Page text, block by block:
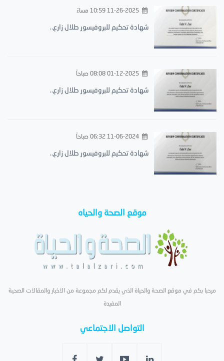
11-26-2025 10:59 مساءً
شهادة تحكيم للبروفيسور طلال زارع..
01-12-2025 08:08 صباحاً
شهادة تحكيم للبروفيسور طلال زارع..
11-06-2024 06:32 صباحاً
شهادة تحكيم للبروفيسور طلال زارع..
موقع الصحة والحياه
مرحبا بكم في موقع الصحة والحياة الذي يقدم لكم مجموعة من الاخبار والمقالات الصحية
المفيدة
التواصل الاجتماعي